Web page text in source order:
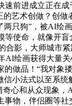
前进成立正在
艺术创做？创
只狗”，被AI绘
使命，就像开
影，大师城市
绘画获得大量
做品！“我对象
小法式以至系
心和从众现象
物，伴侣圈等